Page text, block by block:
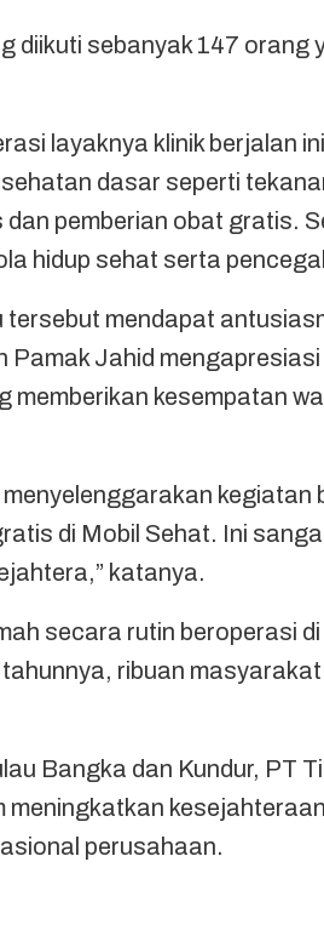
diikuti sebanyak 147 orang
layaknya klinik berjalan
dasar seperti
pemberian obat gratis.
hidup sehat serta
tersebut mendapat
Jahid
memberikan kesempatan
kegiatan
di Mobil Sehat. Ini
katanya.
secara rutin beroperasi
ribuan
Bangka dan Kundur, PT
meningkatkan
perusahaan.